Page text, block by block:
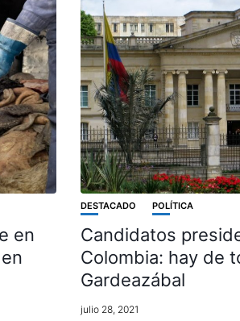
en
DESTACADO POLÍTICA
Candidatos
Colombia: hay de
Gardeazábal
julio 28, 2021